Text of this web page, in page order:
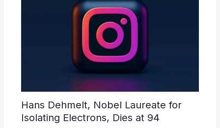
Hans Dehmelt, Nobel Laureate for
Isolating Electrons, Dies at 94